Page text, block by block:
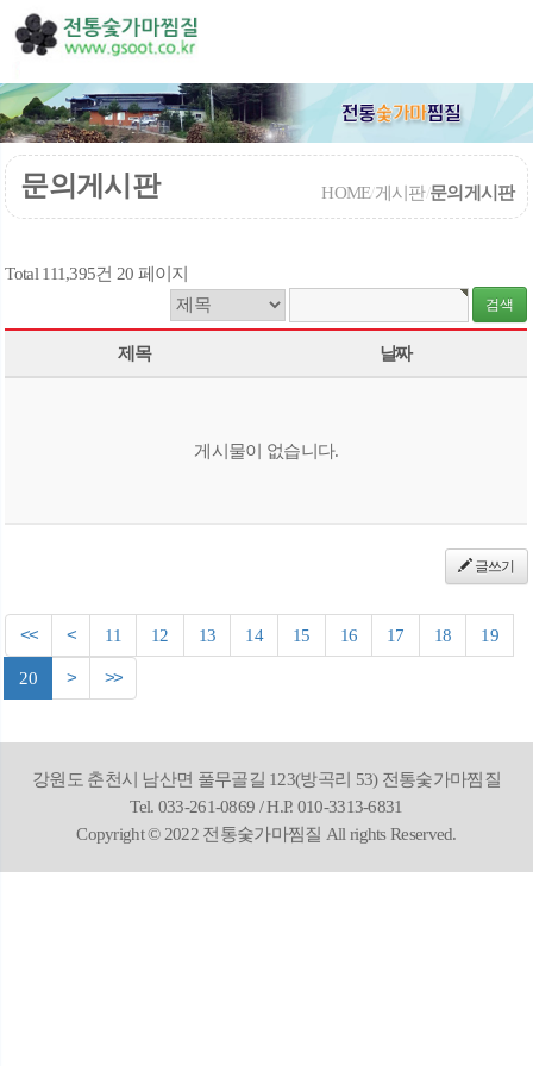
문의게시판 HOME/게시판/문의게시판
Total 111,395건 20 페이지
제목 날짜
게시물이 없습니다.
글쓰기
<< < 11 12 13 14 15 16 17 18 19
20 > >>
강원도 춘천시 남산면 풀무골길 123(방곡리 53) 전통숯가마찜질
Tel. 033-261-0869 / H.P. 010-3313-6831
Copyright © 2022 전통숯가마찜질 All rights Reserved.